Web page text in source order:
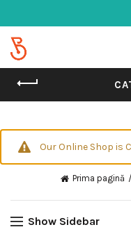
Our Online Shop is
Prima pagină
Show Sidebar